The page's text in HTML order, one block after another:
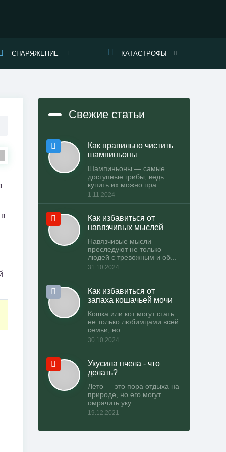
СНАРЯЖЕНИЕ КАТАСТРОФЫ
Свежие статьи
Как правильно чистить
шампиньоны
Шампиньоны — самые
доступные грибы, ведь
купить их можно пра...
1.11.2024
Как избавиться от
навязчивых мыслей
Навязчивые мысли
преследуют не только
людей с тревожным и об...
31.10.2024
Как избавиться от
запаха кошачьей мочи
Кошка или кот могут стать
не только любимцами всей
семьи, но...
30.10.2024
Укусила пчела - что
делать?
Лето — это пора отдыха на
природе, но его могут
омрачить уку...
19.12.2021